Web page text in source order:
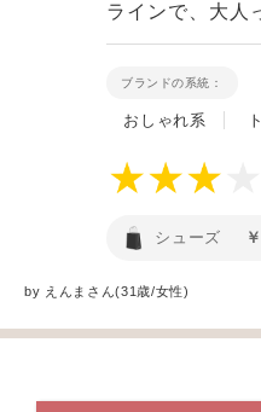
ラインで、大人
ブランドの系統：
おしゃれ系
シューズ
by えんま さん(31歳/女性)